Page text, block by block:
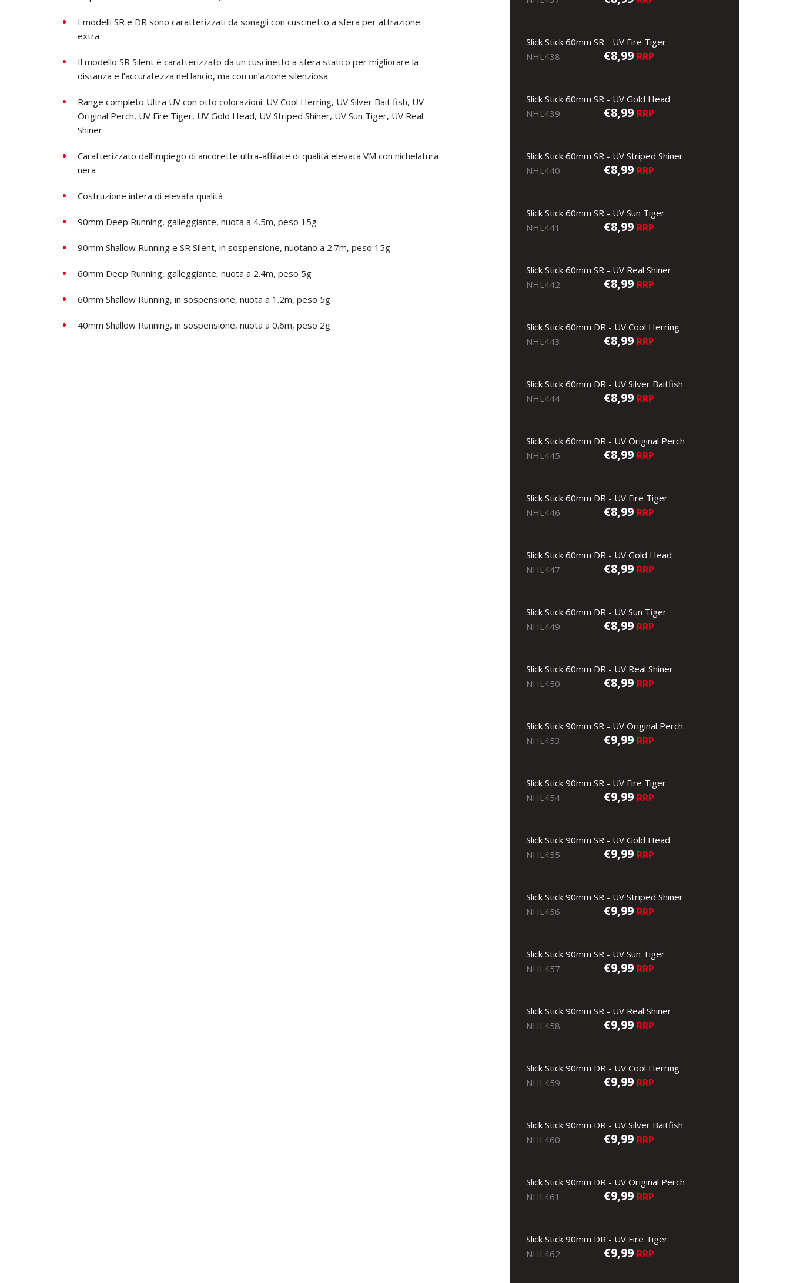
I modelli SR e DR sono caratterizzati da sonagli con cuscinetto a sfera per attrazione
extra
Il modello SR Silent è caratterizzato da un cuscinetto a sfera statico per migliorare la
distanza e l’accuratezza nel lancio, ma con un’azione silenziosa
Range completo Ultra UV con otto colorazioni: UV Cool Herring, UV Silver Bait fish, UV
Original Perch, UV Fire Tiger, UV Gold Head, UV Striped Shiner, UV Sun Tiger, UV Real
Shiner
Caratterizzato dall’impiego di ancorette ultra-affilate di qualità elevata VM con nichelatura
nera
Costruzione intera di elevata qualità
90mm Deep Running, galleggiante, nuota a 4.5m, peso 15g
90mm Shallow Running e SR Silent, in sospensione, nuotano a 2.7m, peso 15g
60mm Deep Running, galleggiante, nuota a 2.4m, peso 5g
60mm Shallow Running, in sospensione, nuota a 1.2m, peso 5g
40mm Shallow Running, in sospensione, nuota a 0.6m, peso 2g
Slick Stick 60mm SR - UV Fire Tiger
NHL438
€8,99 RRP
Slick Stick 60mm SR - UV Gold Head
NHL439
€8,99 RRP
Slick Stick 60mm SR - UV Striped Shiner
NHL440
€8,99 RRP
Slick Stick 60mm SR - UV Sun Tiger
NHL441
€8,99 RRP
Slick Stick 60mm SR - UV Real Shiner
NHL442
€8,99 RRP
Slick Stick 60mm DR - UV Cool Herring
NHL443
€8,99 RRP
Slick Stick 60mm DR - UV Silver Baitfish
NHL444
€8,99 RRP
Slick Stick 60mm DR - UV Original Perch
NHL445
€8,99 RRP
Slick Stick 60mm DR - UV Fire Tiger
NHL446
€8,99 RRP
Slick Stick 60mm DR - UV Gold Head
NHL447
€8,99 RRP
Slick Stick 60mm DR - UV Sun Tiger
NHL449
€8,99 RRP
Slick Stick 60mm DR - UV Real Shiner
NHL450
€8,99 RRP
Slick Stick 90mm SR - UV Original Perch
NHL453
€9,99 RRP
Slick Stick 90mm SR - UV Fire Tiger
NHL454
€9,99 RRP
Slick Stick 90mm SR - UV Gold Head
NHL455
€9,99 RRP
Slick Stick 90mm SR - UV Striped Shiner
NHL456
€9,99 RRP
Slick Stick 90mm SR - UV Sun Tiger
NHL457
€9,99 RRP
Slick Stick 90mm SR - UV Real Shiner
NHL458
€9,99 RRP
Slick Stick 90mm DR - UV Cool Herring
NHL459
€9,99 RRP
Slick Stick 90mm DR - UV Silver Baitfish
NHL460
€9,99 RRP
Slick Stick 90mm DR - UV Original Perch
NHL461
€9,99 RRP
Slick Stick 90mm DR - UV Fire Tiger
NHL462
€9,99 RRP